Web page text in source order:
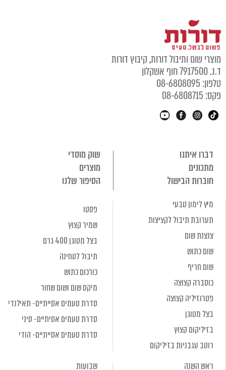
מוצרי שום ותיבול דורות, קיבוץ דורות
ד.נ. 7917500 חוף אשקלון
טלפון: 08-6808095
פקס: 08-6808715
דברו איתנו
שוק מוסדי
מתכונים
מוצרים
חוברות הבישול
הסיפור שלנו
מיץ לימון טבעי
תערובת תיבול לקציצות
צנצנת שום
שום כתוש
שום חריף
כוסברה קצוצה
פטרוזיליה קצוצה
בצל מטוגן
בזיליקום קצוץ
רוטב עגבניות בזיליקום
פסטו
שמיר קצוץ
בצל מטוגן 400 גרם
תיבול לטחינה
כורכום כתוש
מיקס שום ושום שחור
סדרת טעמים אסייתיים- תאילנדי
סדרת טעמים אסיתיים- סיני
סדרת טעמים אסייתיים- הודי
ראש השנה שבועות